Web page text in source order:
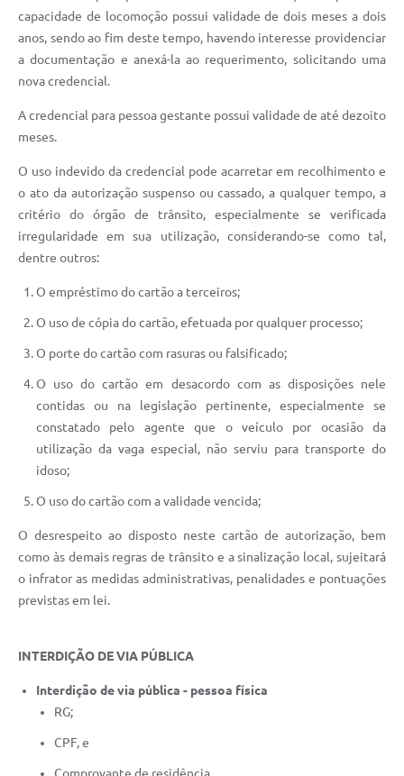
capacidade de locomoção possui validade de dois meses a dois
anos, sendo ao fim deste tempo, havendo interesse providenciar
a documentação e anexá-la ao requerimento, solicitando uma
nova credencial.
A credencial para pessoa gestante possui validade de até dezoito
meses.
O uso indevido da credencial pode acarretar em recolhimento e
o ato da autorização suspenso ou cassado, a qualquer tempo, a
critério do órgão de trânsito, especialmente se verificada
irregularidade em sua utilização, considerando-se como tal,
dentre outros:
O empréstimo do cartão a terceiros;
O uso de cópia do cartão, efetuada por qualquer processo;
O porte do cartão com rasuras ou falsificado;
O uso do cartão em desacordo com as disposições nele
contidas ou na legislação pertinente, especialmente se
constatado pelo agente que o veículo por ocasião da
utilização da vaga especial, não serviu para transporte do
idoso;
O uso do cartão com a validade vencida;
O desrespeito ao disposto neste cartão de autorização, bem
como às demais regras de trânsito e a sinalização local, sujeitará
o infrator as medidas administrativas, penalidades e pontuações
previstas em lei.
INTERDIÇÃO DE VIA PÚBLICA
Interdição de via pública - pessoa física
RG;
CPF, e